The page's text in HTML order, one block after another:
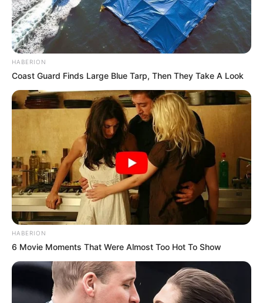
Séries teen60951
3519 – Comédias Teen
9299 – Dramas Teen
52147 – Terror Adolescente
Filmes para toda a família 783
67673 – Disney
10659 – Educacionais e vocacionais
6796 – Filmes para 0 a 2 anos
6218 – Filmes para 3 a 4 anos
5455 – Filmes para 5 a 7 anos
561 – Filmes para 8 a 10 anos
6962 – Filmes para 11 a 12 anos
HABERION
Coast Guard Finds Large Blue Tarp, Then They Take A Look
HABERION
6 Movie Moments That Were Almost Too Hot To Show